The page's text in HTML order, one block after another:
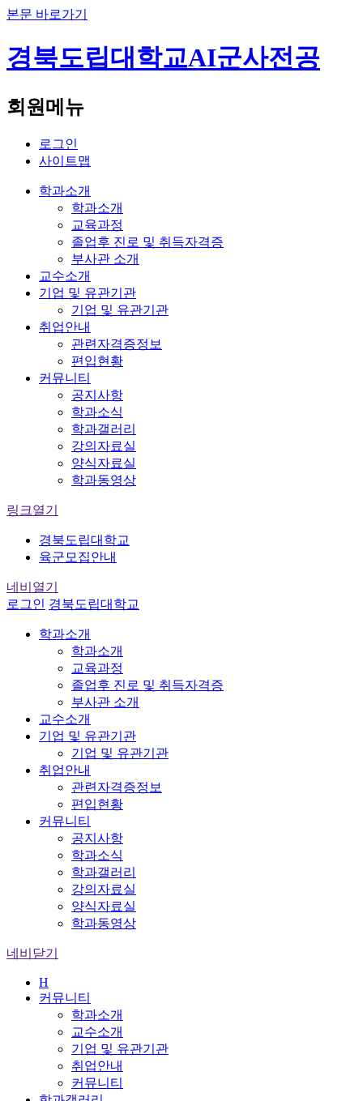
본문 바로가기
경북도립대학교AI군사전공
회원메뉴
로그인
사이트맵
학과소개
학과소개
교육과정
졸업후 진로 및 취득자격증
부사관 소개
교수소개
기업 및 유관기관
기업 및 유관기관
취업안내
관련자격증정보
편입현황
커뮤니티
공지사항
학과소식
학과갤러리
강의자료실
양식자료실
학과동영상
링크열기
경북도립대학교
육군모집안내
네비열기
로그인 경북도립대학교
학과소개
학과소개
교육과정
졸업후 진로 및 취득자격증
부사관 소개
교수소개
기업 및 유관기관
기업 및 유관기관
취업안내
관련자격증정보
편입현황
커뮤니티
공지사항
학과소식
학과갤러리
강의자료실
양식자료실
학과동영상
네비닫기
H
커뮤니티
학과소개
교수소개
기업 및 유관기관
취업안내
커뮤니티